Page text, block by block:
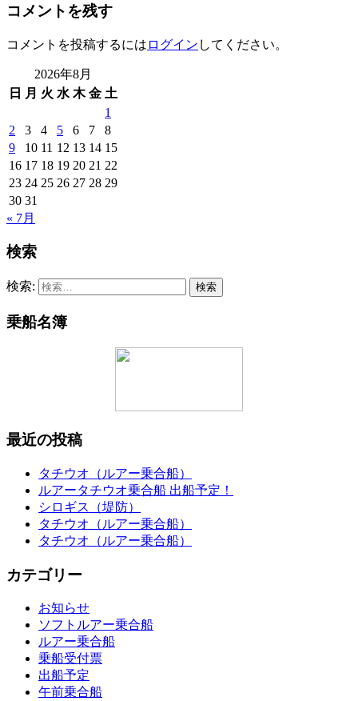
コメントを残す
コメントを投稿するには ログイン してください。
2026年8月
日
月 火 水 木 金 土
1
2
3 4 5 6 7
8
9
10 11 12 13 14 15
16 17 18 19 20 21 22
23 24 25 26 27 28 29
30 31
« 7月
検索
検索:
乗船名簿
最近の投稿
タチウオ（ルアー乗合船）
ルアータチウオ乗合船 出船予定！
シロギス（堤防）
タチウオ（ルアー乗合船）
タチウオ（ルアー乗合船）
カテゴリー
お知らせ
ソフトルアー乗合船
ルアー乗合船
乗船受付票
出船予定
午前乗合船